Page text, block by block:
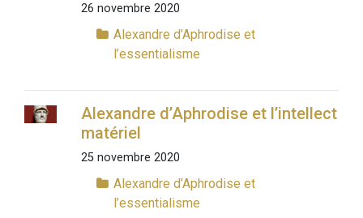
26 novembre 2020
Alexandre d’Aphrodise et
l’essentialisme
Alexandre d’Aphrodise et l’intellect
matériel
25 novembre 2020
Alexandre d’Aphrodise et
l’essentialisme